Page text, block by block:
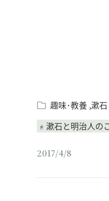
趣味･教養 漱
漱石と明治人の
2017/4/8